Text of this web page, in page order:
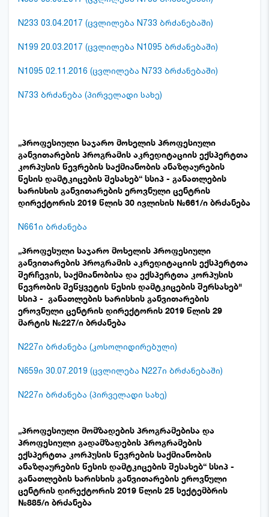
N233 03.04.2017 (ცვლილება N733 ბრძანებაში)
N199 20.03.2017 (ცვლილება N1095 ბრძანებაში)
N1095 02.11.2016 (ცვლილება N733 ბრძანებაში)
N733 ბრძანება (პირველადი სახე)
„პროფესიული საჯარო მოხელის პროფესიული
განვითარების პროგრამის აკრედიტაციის ექსპერტთა
კორპუსის წევრების საქმიანობის ანაზღაურების
წესის დამტკიცების შესახებ“ სსიპ - განათლების
ხარისხის განვითარების ეროვნული ცენტრის
დირექტორის 2019 წლის 30 ივლისის №661/ი ბრძანება
N661ი ბრძანება
„პროფესული საჯარო მოხელის პროფესიული
განვითარების პროგრამის აკრედიტაციის ექსპერტთა
შერჩევის, საქმიანობისა და ექსპერტთა კორპუსის
წევრობის შეწყვეტის წესის დამტკიცების შერსახებ"
სსიპ - განათლების ხარისხის განვითარების
ეროვნული ცენტრის დირექტორის 2019 წლის 29
მარტის №227/ი ბრძანება
N227ი ბრძანება (კოსოლიდირებული)
N659ი 30.07.2019 (ცვლილება N227ი ბრძანებაში)
N227ი ბრძანება (პირველადი სახე)
„პროფესიული მომზადების პროგრამებისა და
პროფესიული გადამზადების პროგრამების
ექსპერტთა კორპუსის წევრების საქმიანობის
ანაზღაურების წესის დამტკიცების შესახებ“ სსიპ -
განათლების ხარისხის განვითარების ეროვნული
ცენტრის დირექტორის 2019 წლის 25 სექტემბრის
№885/ი ბრძანება